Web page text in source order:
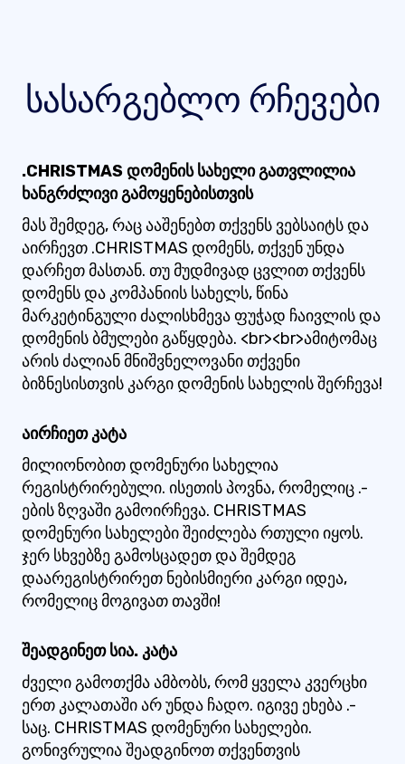
სასარგებლო რჩევები
.CHRISTMAS დომენის სახელი გათვლილია
ხანგრძლივი გამოყენებისთვის
მას შემდეგ, რაც ააშენებთ თქვენს ვებსაიტს და
აირჩევთ .CHRISTMAS დომენს, თქვენ უნდა
დარჩეთ მასთან. თუ მუდმივად ცვლით თქვენს
დომენს და კომპანიის სახელს, წინა
მარკეტინგული ძალისხმევა ფუჭად ჩაივლის და
დომენის ბმულები გაწყდება. <br><br>ამიტომაც
არის ძალიან მნიშვნელოვანი თქვენი
ბიზნესისთვის კარგი დომენის სახელის შერჩევა!
აირჩიეთ კატა
მილიონობით დომენური სახელია
რეგისტრირებული. ისეთის პოვნა, რომელიც .-
ების ზღვაში გამოირჩევა. CHRISTMAS
დომენური სახელები შეიძლება რთული იყოს.
ჯერ სხვებზე გამოსცადეთ და შემდეგ
დაარეგისტრირეთ ნებისმიერი კარგი იდეა,
რომელიც მოგივათ თავში!
შეადგინეთ სია. კატა
ძველი გამოთქმა ამბობს, რომ ყველა კვერცხი
ერთ კალათაში არ უნდა ჩადო. იგივე ეხება .-
საც. CHRISTMAS დომენური სახელები.
გონივრულია შეადგინოთ თქვენთვის